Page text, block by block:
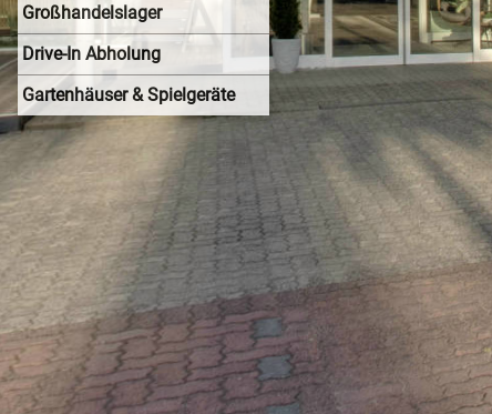
Großhandelslager
Drive-In Abholung
Gartenhäuser & Spielgeräte